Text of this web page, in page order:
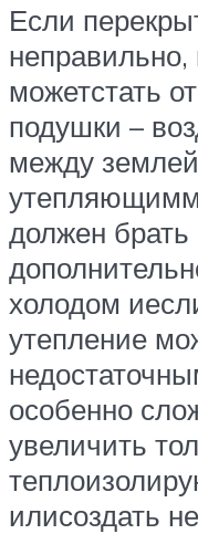
Если
можетстать
подушки –
между
должен брать
холодом
утепление
особенно
увеличить
илисоздать